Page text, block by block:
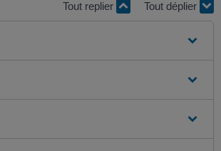
Tout replier Tout déplier